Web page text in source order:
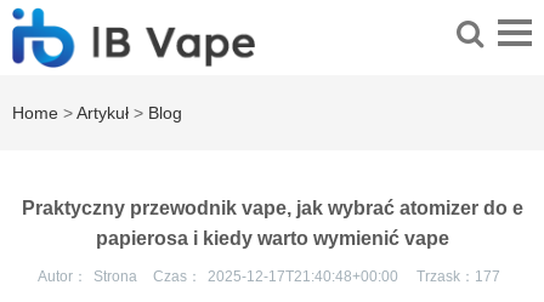
Home >Artykuł > Blog
Praktyczny przewodnik vape, jak wybrać atomizer do e
papierosa i kiedy warto wymienić vape
Autor： Strona Czas： 2025-12-17T21:40:48+00:00 Trzask： 177